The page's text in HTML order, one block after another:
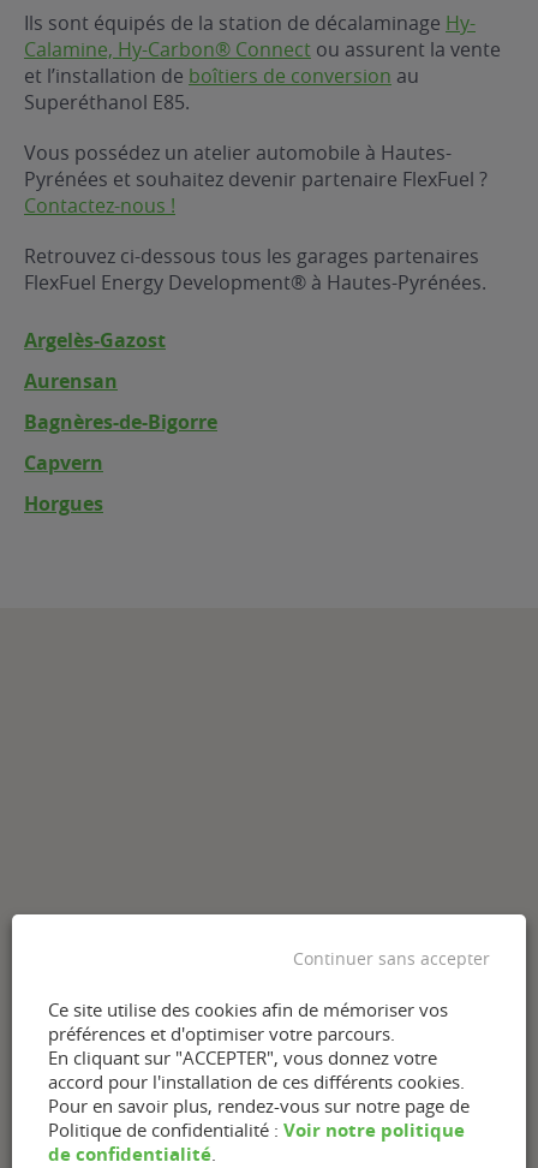
gratuit
?
de mon
Ils sont équipés de la station de décalaminage Hy-
Calamine, Hy-Carbon® Connect ou assurent la vente
et l’installation de boîtiers de conversion au
Superéthanol E85.
Vous possédez un atelier automobile à Hautes-
Pyrénées et souhaitez devenir partenaire FlexFuel ?
Contactez-nous !
Retrouvez ci-dessous tous les garages partenaires
FlexFuel Energy Development® à Hautes-Pyrénées.
Argelès-Gazost
Aurensan
Bagnères-de-Bigorre
Capvern
Horgues
Ce site utilise des cookies afin de mémoriser vos
préférences et d'optimiser votre parcours.
En cliquant sur "ACCEPTER", vous donnez votre
accord pour l'installation de ces différents cookies.
Pour en savoir plus, rendez-vous sur notre page de
Politique de confidentialité : Voir notre politique
de confidentialité.
Continuer sans accepter